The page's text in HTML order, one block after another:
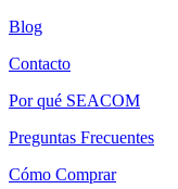
Blog
Contacto
Por qué SEACOM
Preguntas Frecuentes
Cómo Comprar